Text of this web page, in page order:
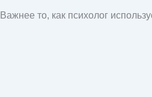
то, как психолог